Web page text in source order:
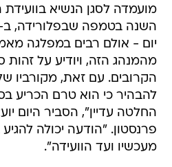
מועמדה לסגן הנשיא
יום - אולם רבים במפלגה
מהמנהג הזה, ויודיע על זהות
הקרובים. עם זאת, מקורביו
להבהיר כי הוא טרם הכריע
החלטה עדיין", הסביר היום
פרנסטון. "הודעה יכולה
מעכשיו ועד הוועידה".